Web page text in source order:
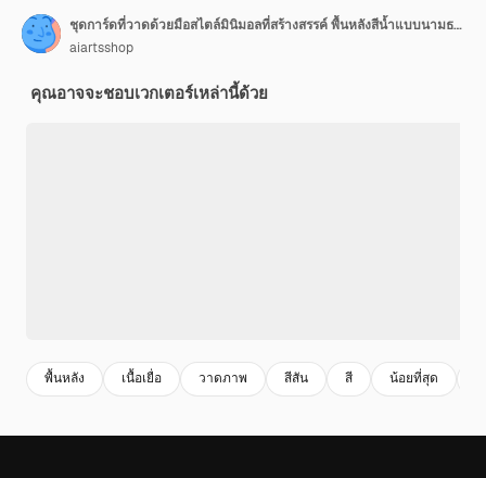
ชุดการ์ดที่วาดด้วยมือสไตล์มินิมอลที่สร้างสรรค์ พื้นหลังสีน้ำแบบนามธรรม
aiartsshop
คุณอาจจะชอบเวกเตอร์เหล่านี้ด้วย
พื้นหลัง เนื้อเยื่อ วาดภาพ สีสัน สี น้อยที่สุด